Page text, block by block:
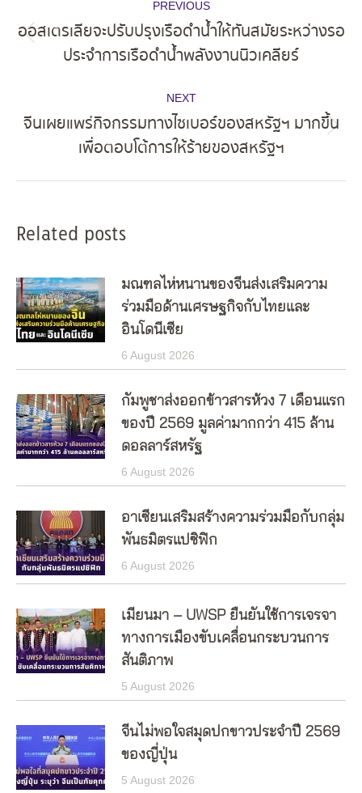
navigation
PREVIOUS
post:
ออสเตรเลียจะปรับปรุงเรือดำน้ำให้ทันสมัยระหว่างรอ
ประจำการเรือดำน้ำพลังงานนิวเคลียร์
NEXT
Next
post:
จีนเผยแพร่กิจกรรมทางไซเบอร์ของสหรัฐฯ มากขึ้น
เพื่อตอบโต้การให้ร้ายของสหรัฐฯ
Related posts
มณฑลไห่หนานของจีนส่งเสริมความ
ร่วมมือด้านเศรษฐกิจกับไทยและ
อินโดนีเซีย
6 August 2026
กัมพูชาส่งออกข้าวสารห้วง 7 เดือนแรก
ของปี 2569 มูลค่ามากกว่า 415 ล้าน
ดอลลาร์สหรัฐ
6 August 2026
อาเซียนเสริมสร้างความร่วมมือกับกลุ่ม
พันธมิตรแปซิฟิก
6 August 2026
เมียนมา – UWSP ยืนยันใช้การเจรจา
ทางการเมืองขับเคลื่อนกระบวนการ
สันติภาพ
5 August 2026
จีนไม่พอใจสมุดปกขาวประจำปี 2569
ของญี่ปุ่น
5 August 2026